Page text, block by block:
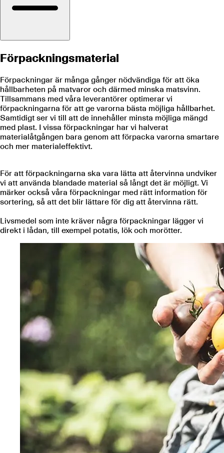
Förpackningsmaterial
Förpackningar är många gånger nödvändiga för att öka
hållbarheten på matvaror och därmed minska matsvinn.
Tillsammans med våra leverantörer optimerar vi
förpackningarna för att ge varorna bästa möjliga hållbarhet.
Samtidigt ser vi till att de innehåller minsta möjliga mängd
med plast. I vissa förpackningar har vi halverat
materialåtgången bara genom att förpacka varorna smartare
och mer materialeffektivt.
För att förpackningarna ska vara lätta att återvinna undviker
vi att använda blandade material så långt det är möjligt. Vi
märker också våra förpackningar med rätt information för
sortering, så att det blir lättare för dig att återvinna rätt.
Livsmedel som inte kräver några förpackningar lägger vi
direkt i lådan, till exempel potatis, lök och morötter.